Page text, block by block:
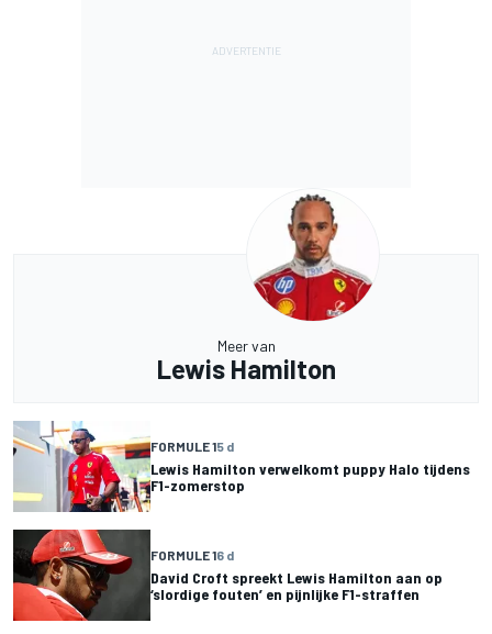
Meer van
Lewis Hamilton
FORMULE 15 d
Lewis Hamilton verwelkomt puppy Halo tijdens
F1-zomerstop
FORMULE 16 d
David Croft spreekt Lewis Hamilton aan op
‘slordige fouten’ en pijnlijke F1-straffen